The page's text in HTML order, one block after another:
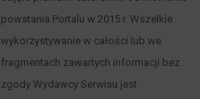
powstania Portalu w 2015 r. Wszelkie
wykorzystywanie w całości lub we
fragmentach zawartych informacji bez
zgody Wydawcy Serwisu jest